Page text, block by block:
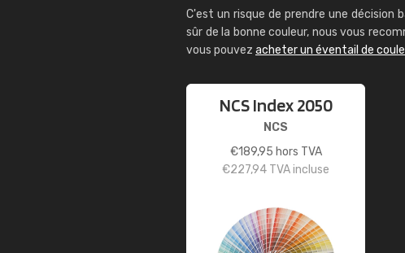
C'est un risque de prendre une décision
sûr de la bonne couleur, nous vous
vous pouvez acheter un éventail de
NCS Index 2050
NCS
€189,95 hors TVA
€227,94 TVA incluse